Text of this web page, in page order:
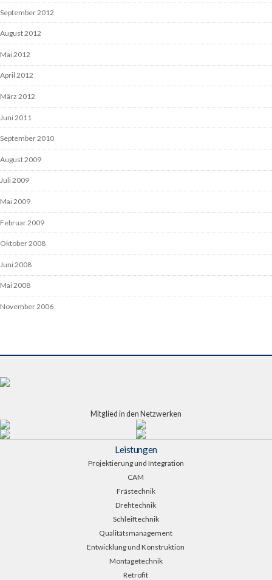
September 2012
August 2012
Mai 2012
April 2012
März 2012
Juni 2011
September 2010
August 2009
Juli 2009
Mai 2009
Februar 2009
Oktober 2008
Juni 2008
Mai 2008
November 2006
Mitglied in den Netzwerken
Leistungen
Projektierung und Integration
CAM
Frästechnik
Drehtechnik
Schleiftechnik
Qualitätsmanagement
Entwicklung und Konstruktion
Montagetechnik
Retrofit